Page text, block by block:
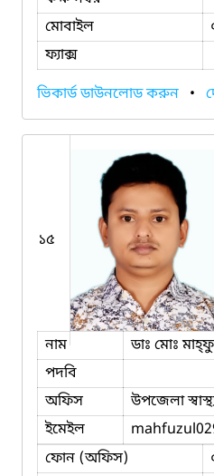
মোবাইল
ফ্যাক্স
ভিকার্ড ডাউনলোড করুন •
১৫
নাম
ডাঃ মোঃ
পদবি
অফিস
উপজেলা
ইমেইল
ফোন (অফিস)